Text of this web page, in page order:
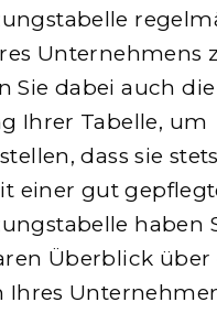
Unternehmens
Sie dabei auch
Ihrer Tabelle, um
dass sie
einer gut
haben
Überblick über
Ihres